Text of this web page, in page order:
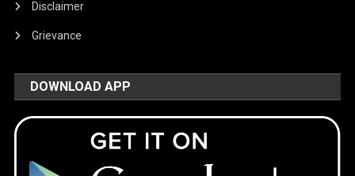
Disclaimer
Grievance
DOWNLOAD APP